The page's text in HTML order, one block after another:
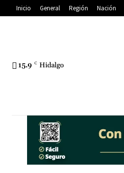
Inicio General Región Nación
15.9 C Hidalgo